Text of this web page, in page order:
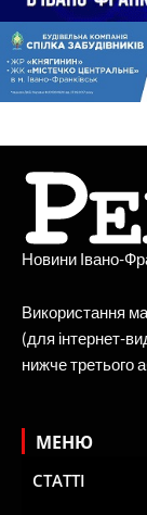
Новини Івано-
Використання
(для інтернет-
нижче третього
МЕНЮ
СТАТТІ